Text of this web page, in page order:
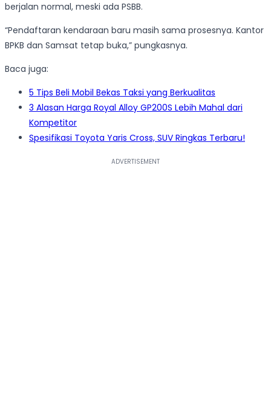
berjalan normal, meski ada PSBB.
“Pendaftaran kendaraan baru masih sama prosesnya. Kantor
BPKB dan Samsat tetap buka,” pungkasnya.
Baca juga:
5 Tips Beli Mobil Bekas Taksi yang Berkualitas
3 Alasan Harga Royal Alloy GP200S Lebih Mahal dari
Kompetitor
Spesifikasi Toyota Yaris Cross, SUV Ringkas Terbaru!